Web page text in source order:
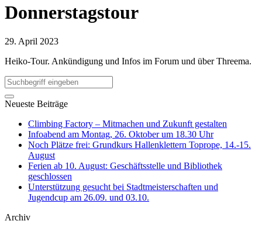
Donnerstagstour
29. April 2023
Heiko-Tour. Ankündigung und Infos im Forum und über Threema.
Neueste Beiträge
Climbing Factory – Mitmachen und Zukunft gestalten
Infoabend am Montag, 26. Oktober um 18.30 Uhr
Noch Plätze frei: Grundkurs Hallenklettern Toprope, 14.-15.
August
Ferien ab 10. August: Geschäftsstelle und Bibliothek
geschlossen
Unterstützung gesucht bei Stadtmeisterschaften und
Jugendcup am 26.09. und 03.10.
Archiv